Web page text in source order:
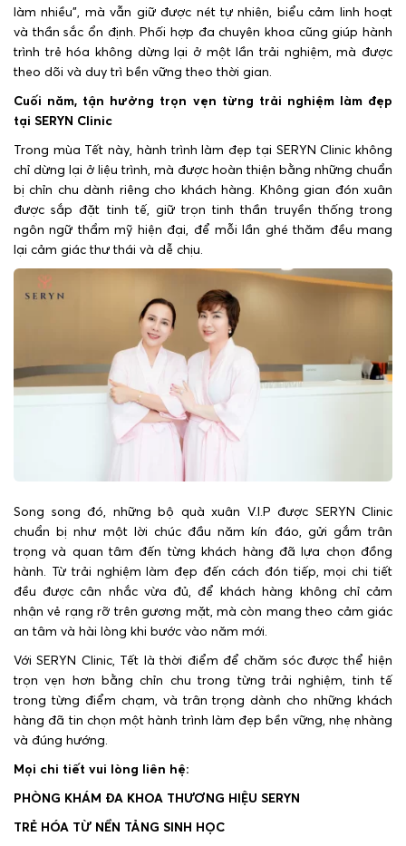
làm nhiều”, mà vẫn giữ được nét tự nhiên, biểu cảm linh hoạt
và thần sắc ổn định. Phối hợp đa chuyên khoa cũng giúp hành
trình trẻ hóa không dừng lại ở một lần trải nghiệm, mà được
theo dõi và duy trì bền vững theo thời gian.
Cuối năm, tận hưởng trọn vẹn từng trải nghiệm làm đẹp
tại SERYN Clinic
Trong mùa Tết này, hành trình làm đẹp tại SERYN Clinic không
chỉ dừng lại ở liệu trình, mà được hoàn thiện bằng những chuẩn
bị chỉn chu dành riêng cho khách hàng. Không gian đón xuân
được sắp đặt tinh tế, giữ trọn tinh thần truyền thống trong
ngôn ngữ thẩm mỹ hiện đại, để mỗi lần ghé thăm đều mang
lại cảm giác thư thái và dễ chịu.
Song song đó, những bộ quà xuân V.I.P được SERYN Clinic
chuẩn bị như một lời chúc đầu năm kín đáo, gửi gắm trân
trọng và quan tâm đến từng khách hàng đã lựa chọn đồng
hành. Từ trải nghiệm làm đẹp đến cách đón tiếp, mọi chi tiết
đều được cân nhắc vừa đủ, để khách hàng không chỉ cảm
nhận vẻ rạng rỡ trên gương mặt, mà còn mang theo cảm giác
an tâm và hài lòng khi bước vào năm mới.
Với SERYN Clinic, Tết là thời điểm để chăm sóc được thể hiện
trọn vẹn hơn bằng chỉn chu trong từng trải nghiệm, tinh tế
trong từng điểm chạm, và trân trọng dành cho những khách
hàng đã tin chọn một hành trình làm đẹp bền vững, nhẹ nhàng
và đúng hướng.
Mọi chi tiết vui lòng liên hệ:
PHÒNG KHÁM ĐA KHOA THƯƠNG HIỆU SERYN
TRẺ HÓA TỪ NỀN TẢNG SINH HỌC